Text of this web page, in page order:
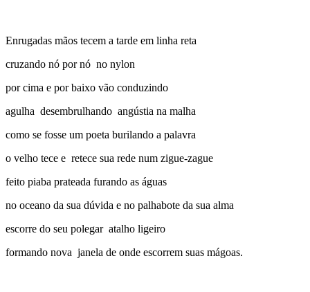
Enrugadas mãos tecem a tarde em linha reta
cruzando nó por nó no nylon
por cima e por baixo vão conduzindo
agulha desembrulhando angústia na malha
como se fosse um poeta burilando a palavra
o velho tece e retece sua rede num zigue-zague
feito piaba prateada furando as águas
no oceano da sua dúvida e no palhabote da sua alma
escorre do seu polegar atalho ligeiro
formando nova janela de onde escorrem suas mágoas.